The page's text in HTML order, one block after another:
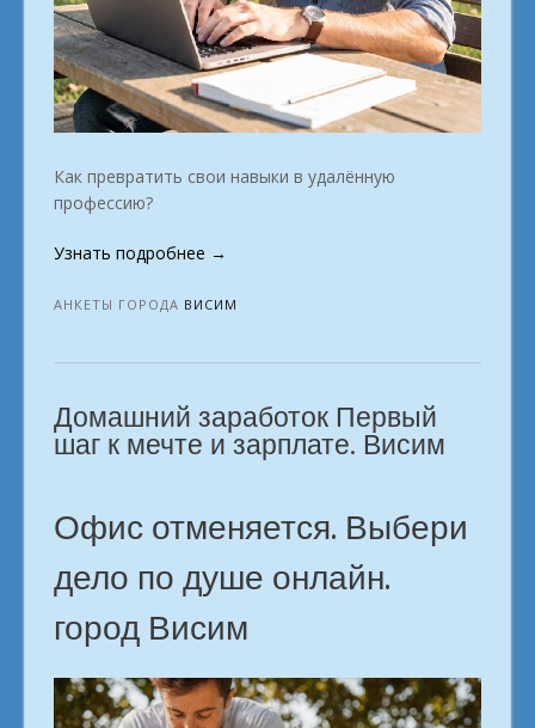
Как превратить свои навыки в удалённую
профессию?
Узнать подробнее «Тем,
решил
высокооплачиваемую
Висим»
→
АНКЕТЫ ГОРОДА ВИСИМ
Домашний заработок Первый
шаг к мечте и зарплате. Висим
Офис отменяется. Выбери
дело по душе онлайн.
город Висим